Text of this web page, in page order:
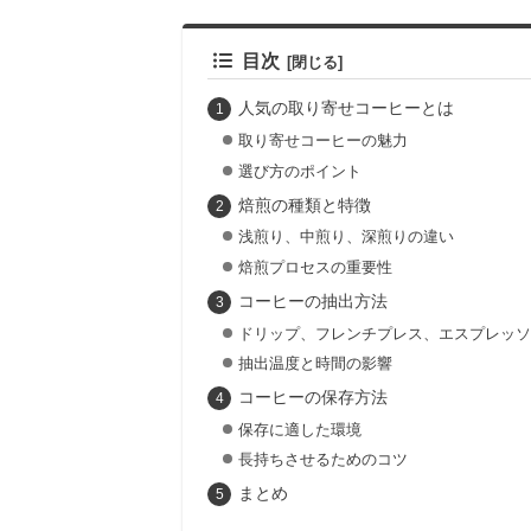
目次
人気の取り寄せコーヒーとは
取り寄せコーヒーの魅力
選び方のポイント
焙煎の種類と特徴
浅煎り、中煎り、深煎りの違い
焙煎プロセスの重要性
コーヒーの抽出方法
ドリップ、フレンチプレス、エスプレッ
抽出温度と時間の影響
コーヒーの保存方法
保存に適した環境
長持ちさせるためのコツ
まとめ